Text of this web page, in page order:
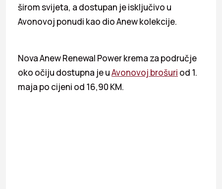
širom svijeta, a dostupan je isključivo u
Avonovoj ponudi kao dio Anew kolekcije.
Nova Anew Renewal Power krema za područje
oko očiju dostupna je uAvonovoj brošuri od 1.
maja po cijeni od 16,90 KM.